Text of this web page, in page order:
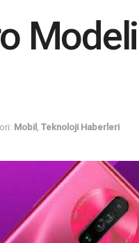
Mobil , Teknoloji Haberleri